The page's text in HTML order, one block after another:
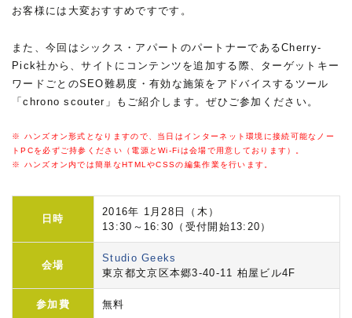
お客様には大変おすすめですです。
また、今回はシックス・アパートのパートナーであるCherry-
Pick社から、サイトにコンテンツを追加する際、ターゲットキー
ワードごとのSEO難易度・有効な施策をアドバイスするツール
「chrono scouter」もご紹介します。ぜひご参加ください。
※ ハンズオン形式となりますので、当日はインターネット環境に接続可能なノー
トPCを必ずご持参ください（電源とWi-Fiは会場で用意しております）。
※ ハンズオン内では簡単なHTMLやCSSの編集作業を行います。
日時
2016年 1月28日（木）
13:30～16:30（受付開始13:20）
会場
Studio Geeks
東京都文京区本郷3-40-11 柏屋ビル4F
参加費 無料